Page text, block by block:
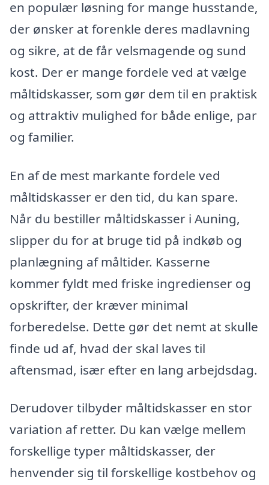
en populær løsning for mange husstande,
der ønsker at forenkle deres madlavning
og sikre, at de får velsmagende og sund
kost. Der er mange fordele ved at vælge
måltidskasser, som gør dem til en praktisk
og attraktiv mulighed for både enlige, par
og familier.
En af de mest markante fordele ved
måltidskasser er den tid, du kan spare.
Når du bestiller måltidskasser i Auning,
slipper du for at bruge tid på indkøb og
planlægning af måltider. Kasserne
kommer fyldt med friske ingredienser og
opskrifter, der kræver minimal
forberedelse. Dette gør det nemt at skulle
finde ud af, hvad der skal laves til
aftensmad, især efter en lang arbejdsdag.
Derudover tilbyder måltidskasser en stor
variation af retter. Du kan vælge mellem
forskellige typer måltidskasser, der
henvender sig til forskellige kostbehov og